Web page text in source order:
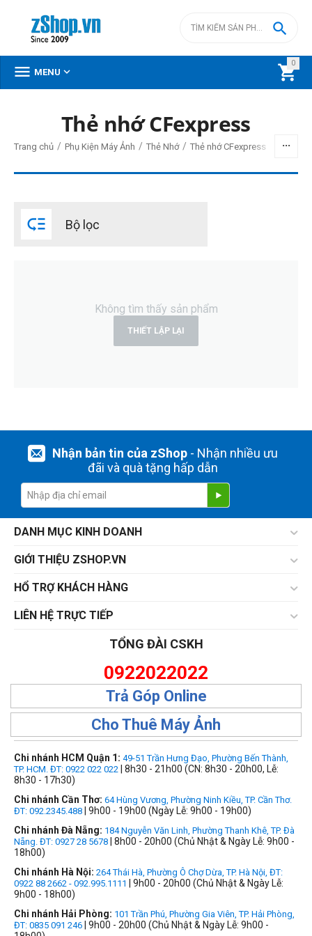
0


 MENU 
Menu
256GB
320GB
1TB
THIẾT LẬP LẠI
Thẻ nhớ CFexpress
Trang chủ / Phụ Kiện Máy Ảnh / Thẻ Nhớ / Thẻ nhớ CFexpress
 Bộ lọc
Không tìm thấy sản phẩm
THIẾT LẬP LẠI
Nhận bản tin của zShop- Nhận nhiều ưu
đãi và quà tặng hấp dẫn
DANH MỤC KINH DOANH
GIỚI THIỆU ZSHOP.VN
HỔ TRỢ KHÁCH HÀNG
LIÊN HỆ TRỰC TIẾP
TỔNG ĐÀI CSKH
0922022022
Trả Góp Online
Cho Thuê Máy Ảnh
Chi nhánh HCM Quận 1: 49-51 Trần Hưng Đạo, Phường Bến Thành,
TP. HCM. ĐT: 0922 022 022 | 8h30 - 21h00 (CN: 8h30 - 20h00, Lễ:
8h30 - 17h30)
Chi nhánh Cần Thơ: 64 Hùng Vương, Phường Ninh Kiều, TP. Cần Thơ.
ĐT: 092.2345.488 | 9h00 - 19h00 (Ngày Lễ: 9h00 - 19h00)
Chi nhánh Đà Nẵng: 184 Nguyễn Văn Linh, Phường Thanh Khê, TP. Đà
Nẵng. ĐT: 0927 28 5678 | 8h00 - 20h00 (Chủ Nhật & Ngày Lễ: 9h00 -
18h00)
Chi nhánh Hà Nội: 264 Thái Hà, Phường Ô Chợ Dừa, TP. Hà Nội, ĐT:
0922 88 2662 - 092.995.1111
| 9h00 - 20h00 (Chủ Nhật & Ngày Lễ:
9h00 - 18h00)
Chi nhánh Hải Phòng: 101 Trần Phú, Phường Gia Viên, TP. Hải Phòng,
ĐT: 0835 091 246 | 9h00 - 20h00 (Chủ Nhật & Ngày Lễ: 9h00 -